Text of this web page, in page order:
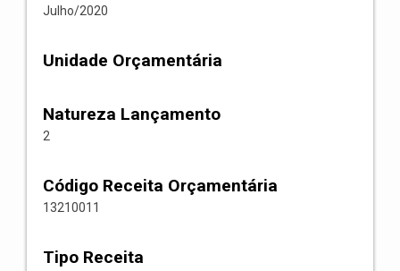
Julho/2020
Unidade Orçamentária
Natureza Lançamento
2
Código Receita Orçamentária
13210011
Tipo Receita